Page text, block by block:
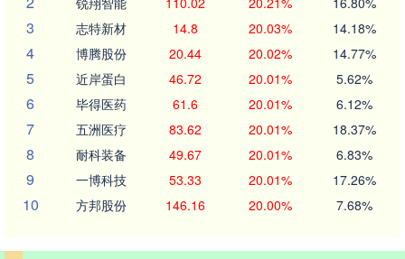
3 志特新材 14.8 20.03% 14.18%
4 博腾股份 20.44 20.02% 14.77%
5 近岸蛋白 46.72 20.01% 5.62%
6 毕得医药 61.6 20.01% 6.12%
7 五洲医疗 83.62 20.01% 18.37%
8 耐科装备 49.67 20.01% 6.83%
9 一博科技 53.33 20.01% 17.26%
10 方邦股份 146.16 20.00% 7.68%